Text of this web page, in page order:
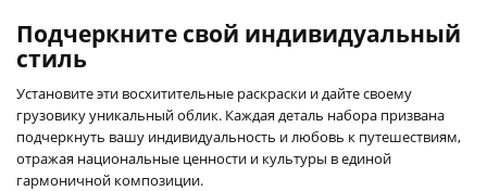
Подчеркните свой индивидуальный
стиль
Установите эти восхитительные раскраски и дайте своему
грузовику уникальный облик. Каждая деталь набора призвана
подчеркнуть вашу индивидуальность и любовь к путешествиям,
отражая национальные ценности и культуры в единой
гармоничной композиции.